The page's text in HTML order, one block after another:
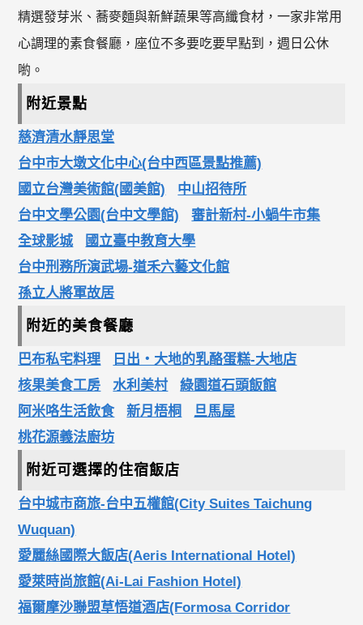
精選發芽米、蕎麥麵與新鮮蔬果等高纖食材，一家非常用
心調理的素食餐廳，座位不多要吃要早點到，週日公休
喲。
附近景點
慈濟清水靜思堂
台中市大墩文化中心(台中西區景點推薦)
國立台灣美術館(國美館)
中山招待所
台中文學公園(台中文學館)
審計新村-小蝸牛市集
全球影城
國立臺中教育大學
台中刑務所演武場-道禾六藝文化館
孫立人將軍故居
附近的美食餐廳
巴布私宅料理
日出‧大地的乳酪蛋糕-大地店
核果美食工房
水利美村
綠園道石頭飯館
阿米咯生活飲食
新月梧桐
旦馬屋
桃花源義法廚坊
附近可選擇的住宿飯店
台中城市商旅-台中五權館(City Suites Taichung
Wuquan)
愛麗絲國際大飯店(Aeris International Hotel)
愛萊時尚旅館(Ai-Lai Fashion Hotel)
福爾摩沙聯盟草悟道酒店(Formosa Corridor